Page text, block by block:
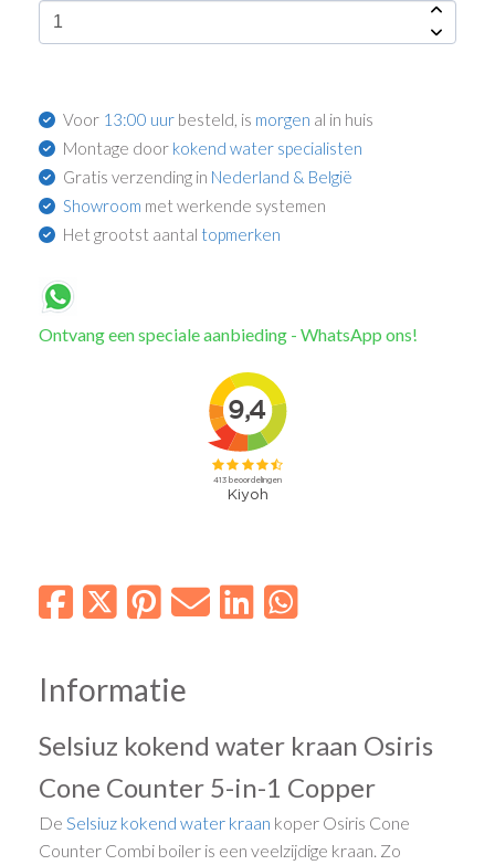
Voor 13:00 uur besteld, is morgen al in huis
Montage door kokend water specialisten
Gratis verzending in Nederland & België
Showroom met werkende systemen
Het grootst aantal topmerken
Ontvang een speciale aanbieding - WhatsApp ons!
Informatie
Selsiuz kokend water kraan Osiris
Cone Counter 5-in-1 Copper
DeSelsiuz kokend water kraan koper Osiris Cone
Counter Combi boiler is een veelzijdige kraan. Zo